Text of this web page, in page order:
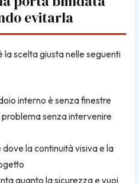
evitarla
scelta giusta nelle seguenti
interno è senza finestre
senza intervenire
la continuità visiva e la
quanto la sicurezza e vuoi